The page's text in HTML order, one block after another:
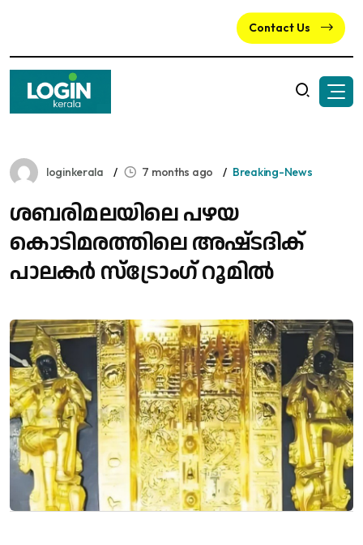
Contact Us
loginkerala 7 months ago Breaking-News
ശബരിമലയിലെ പഴയ
കൊടിമരത്തിലെ അഷ്‌ടദിക്
പാലകർ സ്ട്രോംഗ് റൂമിൽ